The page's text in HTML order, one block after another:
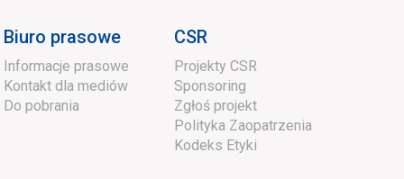
Biuro prasowe
Informacje prasowe
Kontakt dla mediów
Do pobrania
CSR
Projekty CSR
Sponsoring
Zgłoś projekt
Polityka Zaopatrzenia
Kodeks Etyki